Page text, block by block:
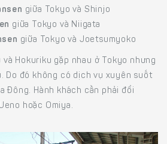
giữa Tokyo và Shinjo
giữa Tokyo và Niigata
giữa Tokyo và Joetsumyoko
Hokuriku gặp nhau ở Tokyo nhưng
Do đó không có dịch vụ xuyên suốt
Đông. Hành khách cần phải đổi
hoặc Omiya.